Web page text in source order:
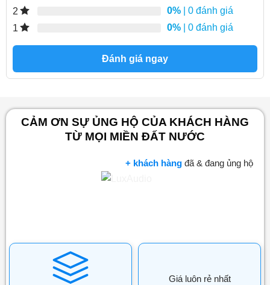
2
0% | 0 đánh giá
1
0% | 0 đánh giá
Đánh giá ngay
CẢM ƠN SỰ ỦNG HỘ CỦA KHÁCH HÀNG
TỪ MỌI MIỀN ĐẤT NƯỚC
+ khách hàng đã & đang ủng hộ
Giá luôn rẻ nhất